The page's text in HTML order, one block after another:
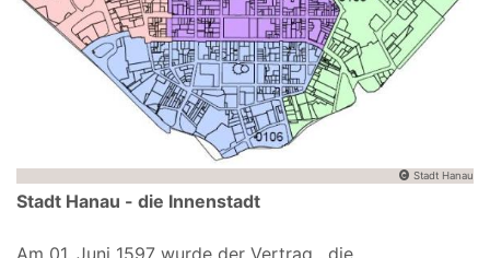
Stadt Hanau
Stadt Hanau - die Innenstadt
Am 01. Juni 1597 wurde der Vertrag , die